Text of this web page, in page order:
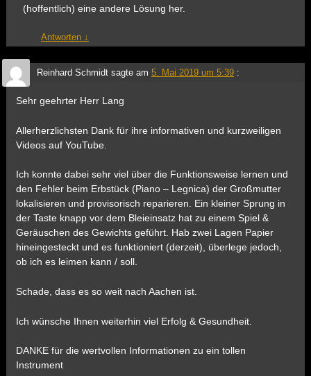
(hoffentlich) eine andere Lösung her.
Antworten ↓
Reinhard Schmidtsagte am 5. Mai 2019 um 5:39 :
Sehr geehrter Herr Lang
Allerherzlichsten Dank für ihre informativen und kurzweiligen
Videos auf YouTube.
Ich konnte dabei sehr viel über die Funktionsweise lernen und
den Fehler beim Erbstück (Piano – Legnica) der Großmutter
lokalisieren und provisorisch reparieren. Ein kleiner Sprung in
der Taste knapp vor dem Bleieinsatz hat zu einem Spiel &
Geräuschen des Gewichts geführt. Hab zwei Lagen Papier
hineingesteckt und es funktioniert (derzeit), überlege jedoch,
ob ich es leimen kann / soll.
Schade, dass es so weit nach Aachen ist.
Ich wünsche Ihnen weiterhin viel Erfolg & Gesundheit.
DANKE für die wertvollen Informationen zu ein tollen
Instrument